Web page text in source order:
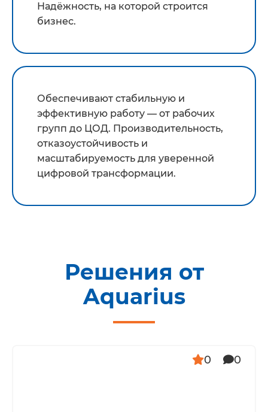
Надёжность, на которой строится
бизнес.
Обеспечивают стабильную и
эффективную работу — от рабочих
групп до ЦОД. Производительность,
отказоустойчивость и
масштабируемость для уверенной
цифровой трансформации.
Решения от
Aquarius
0 0